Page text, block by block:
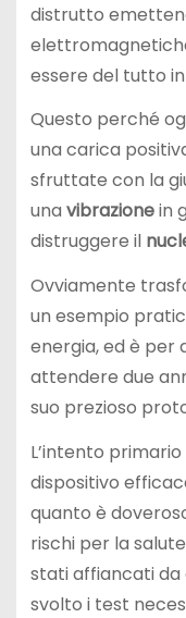
distrutto
essere del tutto
Questo perché
una carica
sfruttate con la
una vibrazionein
distruggere il
Ovviamente
un esempio
energia, ed è per
attendere due
suo prezioso
L’intento
dispositivo
quanto è
rischi per la
stati affiancati da
svolto i test